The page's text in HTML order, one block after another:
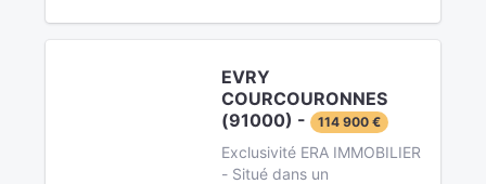
EVRY
COURCOURONNES
(91000) -
114 900 €
Exclusivité ERA IMMOBILIER
- Situé dans un